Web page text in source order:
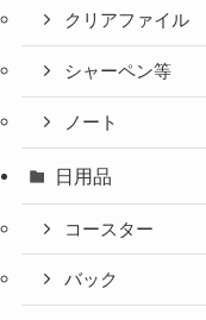
クリアファイル
シャーペン等
ノート
日用品
コースター
バック